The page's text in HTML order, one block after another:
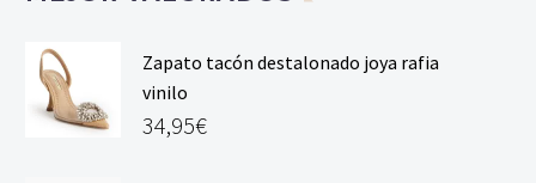
Zapato tacón destalonado joya rafia
vinilo
34,95€